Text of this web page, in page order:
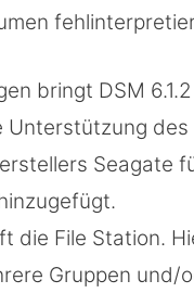
bringt DSM
Unterstützung
Seagate
die File Station.
Gruppen